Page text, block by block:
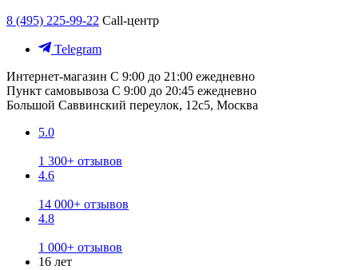
8 (495) 225-99-22 Call-центр
Telegram
Интернет-магазин С 9:00 до 21:00 ежедневно
Пункт самовывоза С 9:00 до 20:45 ежедневно
Большой Саввинский переулок, 12с5, Москва
5.0
1 300+ отзывов
4.6
14 000+ отзывов
4.8
1 000+ отзывов
16 лет